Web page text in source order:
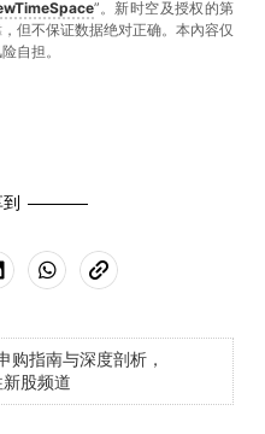
”。新时空及授权的第
但不保证数据绝对正确。本內容仅
自担。
购指南与深度剖析，
股频道